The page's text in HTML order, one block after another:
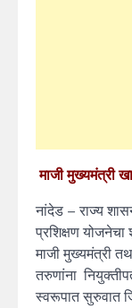
माजी मुख्यमंत्री
नांदेड – राज्य
प्रशिक्षण
माजी मुख्यमंत्री
तरुणांना
स्वरूपात सुरुवात